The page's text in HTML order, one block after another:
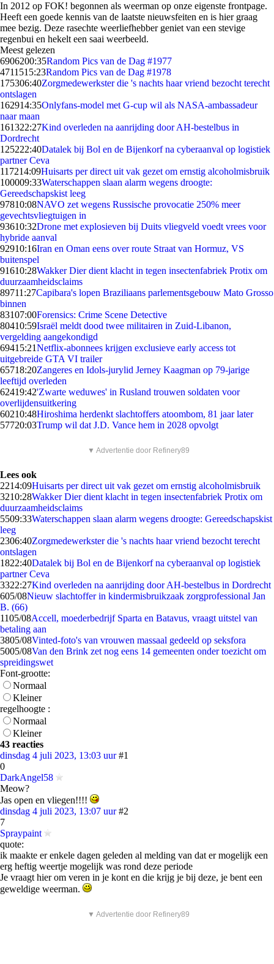
In 2012 op FOK! begonnen als weerman op onze eigenste frontpage.
Heeft een goede kennis van de laatste nieuwsfeiten en is hier graag
mee bezig. Deze rasechte weerliefhebber geniet van een stevige
regenbui en hekelt een saai weerbeeld.
Meest gelezen
6906200:35Random Pics van de Dag #1977
4711515:23Random Pics van de Dag #1978
175306:40Zorgmedewerkster die 's nachts haar vriend bezocht terecht
ontslagen
162914:35Onlyfans-model met G-cup wil als NASA-ambassadeur
naar maan
161322:27Kind overleden na aanrijding door AH-bestelbus in
Dordrecht
125222:40Datalek bij Bol en de Bijenkorf na cyberaanval op logistiek
partner Ceva
117214:09Huisarts per direct uit vak gezet om ernstig alcoholmisbruik
100009:33Waterschappen slaan alarm wegens droogte:
Gereedschapskist leeg
97810:08NAVO zet wegens Russische provocatie 250% meer
gevechtsvliegtuigen in
93610:32Drone met explosieven bij Duits vliegveld voedt vrees voor
hybride aanval
92910:16Iran en Oman eens over route Straat van Hormuz, VS
buitenspel
91610:28Wakker Dier dient klacht in tegen insectenfabriek Protix om
duurzaamheidsclaims
89711:27Capibara's lopen Braziliaans parlementsgebouw Mato Grosso
binnen
83107:00Forensics: Crime Scene Detective
80410:59Israël meldt dood twee militairen in Zuid-Libanon,
vergelding aangekondigd
69415:21Netflix-abonnees krijgen exclusieve early access tot
uitgebreide GTA VI trailer
65718:20Zangeres en Idols-jurylid Jerney Kaagman op 79-jarige
leeftijd overleden
62419:42'Zwarte weduwes' in Rusland trouwen soldaten voor
overlijdensuitkering
60210:48Hiroshima herdenkt slachtoffers atoombom, 81 jaar later
57720:03Trump wil dat J.D. Vance hem in 2028 opvolgt
▼ Advertentie door Refinery89
Lees ook
2214:09Huisarts per direct uit vak gezet om ernstig alcoholmisbruik
3210:28Wakker Dier dient klacht in tegen insectenfabriek Protix om
duurzaamheidsclaims
5509:33Waterschappen slaan alarm wegens droogte: Gereedschapskist
leeg
2306:40Zorgmedewerkster die 's nachts haar vriend bezocht terecht
ontslagen
1822:40Datalek bij Bol en de Bijenkorf na cyberaanval op logistiek
partner Ceva
3322:27Kind overleden na aanrijding door AH-bestelbus in Dordrecht
605/08Nieuw slachtoffer in kindermisbruikzaak zorgprofessional Jan
B. (66)
1105/08Accell, moederbedrijf Sparta en Batavus, vraagt uitstel van
betaling aan
3805/08Vinted-foto's van vrouwen massaal gedeeld op seksfora
5005/08Van den Brink zet nog eens 14 gemeenten onder toezicht om
spreidingswet
Font-grootte:
Normaal
Kleiner
regelhoogte :
Normaal
Kleiner
43 reacties
dinsdag 4 juli 2023, 13:03 uur #1
0
DarkAngel58
Meow?
Jas open en vliegen!!!!
dinsdag 4 juli 2023, 13:07 uur #2
7
Spraypaint
quote:
ik maakte er enkele dagen geleden al melding van dat er mogelijk een
erg heftig weertje mogelijk was rond deze periode
Je vraagt hier om veren in je kont en die krijg je bij deze, je bent een
geweldige weerman.
▼ Advertentie door Refinery89